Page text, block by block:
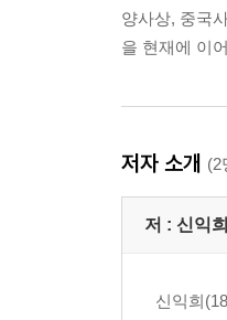
양사상, 중국
을 현재에 이
저자 소개 (2
저 : 신익희
신익희